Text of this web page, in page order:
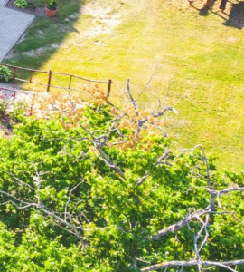
GALÉRIA
PÁLYÁZATOK
NAGYGÖRBŐÉRT
EGYESÜLET
ELÉRHETŐSÉGEK